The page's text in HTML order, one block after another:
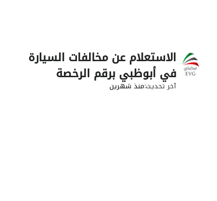
الاستعلام عن مخالفات السيارة
في أبوظبي برقم الرخصة
آخر تحديثمنذ شهرين